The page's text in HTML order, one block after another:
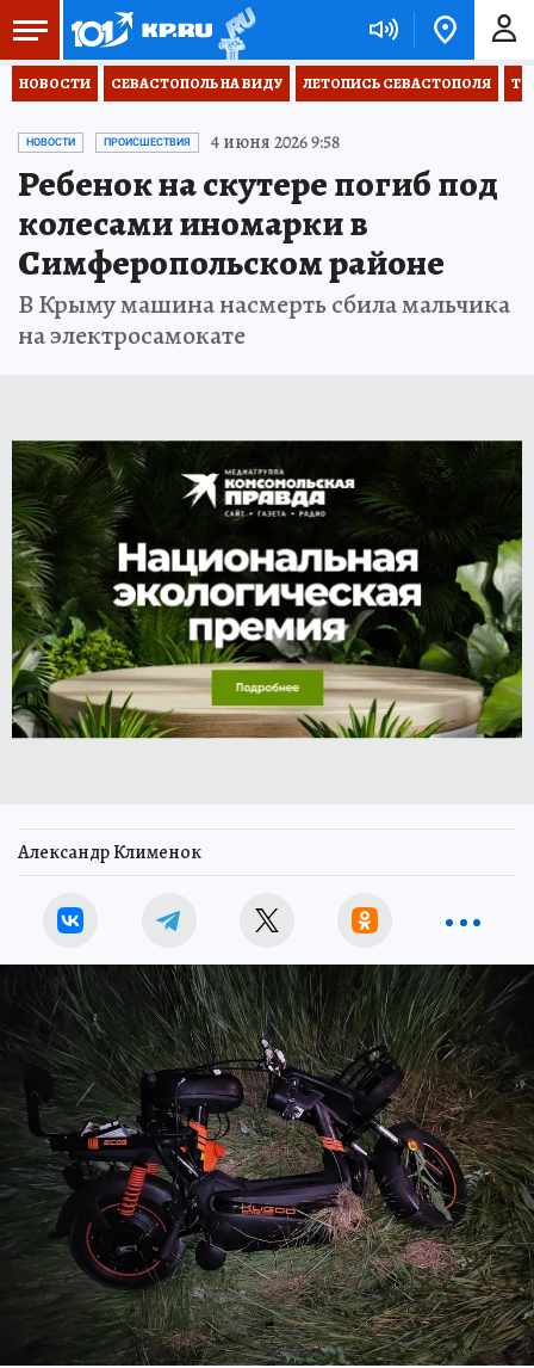
НОВОСТИ СЕВАСТОПОЛЬ НА ВИДУ ЛЕТОПИСЬ СЕВАСТОПОЛЯ
НОВОСТИ ПРОИСШЕСТВИЯ 4 июня 2026 9:58
Ребенок на скутере погиб под
колесами иномарки в
Симферопольском районе
В Крыму машина насмерть сбила мальчика
на электросамокате
Александр Клименок